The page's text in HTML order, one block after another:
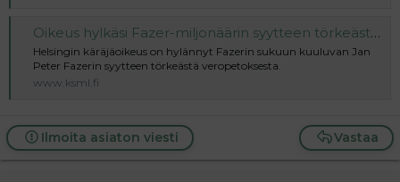
Oikeus hylkäsi Fazer-miljonäärin syytteen törkeästä veropetoksesta
Helsingin käräjäoikeus on hylännyt Fazerin sukuun kuuluvan Jan
Peter Fazerin syytteen törkeästä veropetoksesta.
www.ksml.fi
Vastaa
Ilmoita asiaton viesti